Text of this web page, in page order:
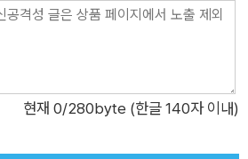
작가, 보린 작가처럼 빼어난 수작을 선
‘전작 읽기’를 추천하고 있다. 『긴긴
럼 아이들로 하여금 스스로 질문을 던지
한다. 특히 이 책에서는 책
컨대 “선생님, 거기서 멈추면 어떡해
현재 0/280byte (한글 140자 이내)